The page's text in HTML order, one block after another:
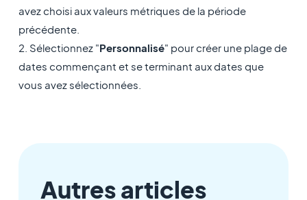
avez choisi aux valeurs métriques de la période
précédente.
2. Sélectionnez "Personnalisé" pour créer une plage de
dates commençant et se terminant aux dates que
vous avez sélectionnées.
Autres articles